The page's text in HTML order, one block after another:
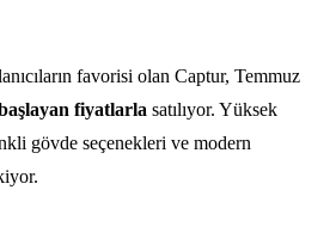
favorisi olan Captur, Temmuz
fiyatlarla satılıyor. Yüksek
gövde seçenekleri ve modern